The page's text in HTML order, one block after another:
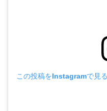
この投稿をInstagramで見る